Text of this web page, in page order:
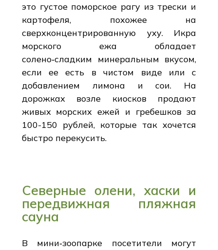
это густое поморское рагу из трески и
картофеля, похожее на
сверхконцентрированную уху. Икра
морского ежа обладает
солено‑сладким минеральным вкусом,
если ее есть в чистом виде или с
добавлением лимона и сои. На
дорожках возле киосков продают
живых морских ежей и гребешков за
100-150 рублей, которые так хочется
быстро перекусить.
Северные олени, хаски и
передвижная пляжная
сауна
В мини‑зоопарке посетители могут